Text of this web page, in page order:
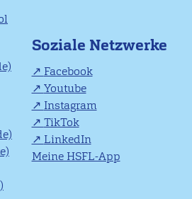
Soziale Netzwerke
Facebook
Youtube
Instagram
TikTok
LinkedIn
Meine HSFL-App